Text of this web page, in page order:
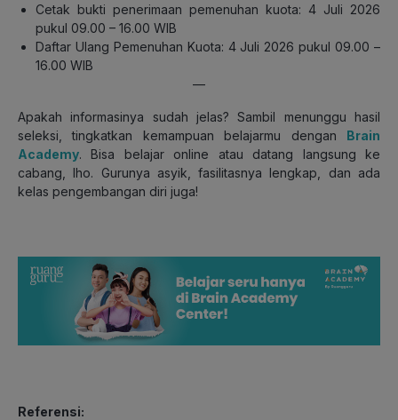
Cetak bukti penerimaan pemenuhan kuota: 4 Juli 2026
pukul 09.00 – 16.00 WIB
Daftar Ulang Pemenuhan Kuota: 4 Juli 2026 pukul 09.00 –
16.00 WIB
—
Apakah informasinya sudah jelas? Sambil menunggu hasil
seleksi, tingkatkan kemampuan belajarmu dengan Brain
Academy. Bisa belajar online atau datang langsung ke
cabang, lho. Gurunya asyik, fasilitasnya lengkap, dan ada
kelas pengembangan diri juga!
Referensi: